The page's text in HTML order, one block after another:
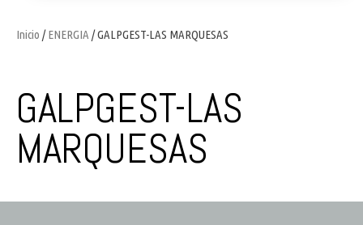
Inicio /ENERGIA / GALPGEST-LAS MARQUESAS
GALPGEST-LAS
MARQUESAS